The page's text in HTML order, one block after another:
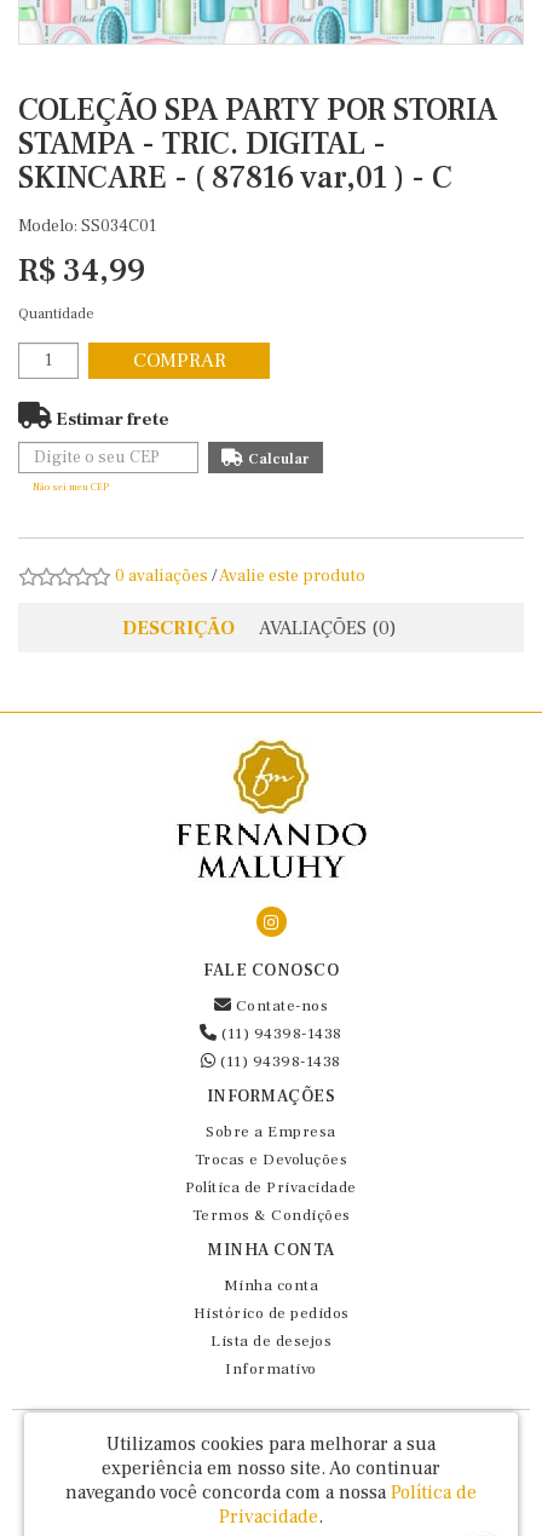
COLEÇÃO SPA PARTY POR STORIA
STAMPA - TRIC. DIGITAL -
SKINCARE - ( 87816 var,01 ) - C
Modelo: SS034C01
R$ 34,99
Quantidade
COMPRAR
Estimar frete
Não sei meu CEP
0 avaliações /Avalie este produto
DESCRIÇÃO AVALIAÇÕES (0)
FALE CONOSCO
Contate-nos
(11) 94398-1438
(11) 94398-1438
INFORMAÇÕES
Sobre a Empresa
Trocas e Devoluções
Política de Privacidade
Termos & Condições
MINHA CONTA
Minha conta
Histórico de pedidos
Lista de desejos
Informativo
Fernando Maluhy Cia Ltda - CNPJ: 60.458.825/0001-86
Rua Dr Euclydes da Cunha, 47 - Brás - São Paulo / SP - CEP 03016-030
Utilizamos cookies para melhorar a sua
experiência em nosso site. Ao continuar
navegando você concorda com a nossa Política de
Privacidade.